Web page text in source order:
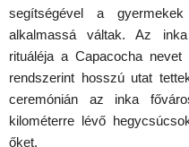
segítségével a
alkalmassá váltak. Az
rituáléja a Capacocha
rendszerint hosszú utat
ceremónián az inka
kilométerre lévő
őket.